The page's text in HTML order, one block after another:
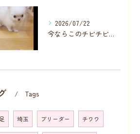
2026/07/22
今ならこのチビチビちゃんに直接会っていただけます
Tags
埼玉 ブリーダー チワワ